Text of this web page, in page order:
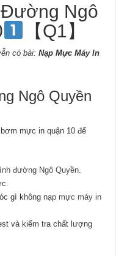
Ngô
【Q1】
có bài:Nạp Mực Máy In
Ngô Quyền
mực in quận 10 để
đường Ngô Quyền
gì không nạp mực máy in
và kiểm tra chất lượng